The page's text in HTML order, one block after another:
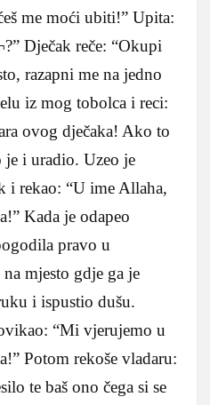
me moći ubiti!” Upita:
Dječak reče: “Okupi
razapni me na jedno
iz mog tobolca i reci:
ovog dječaka! Ako to
je i uradio. Uzeo je
i rekao: “U ime Allaha,
Kada je odapeo
pravo u
mjesto gdje ga je
i ispustio dušu.
“Mi vjerujemo u
Potom rekoše vladaru:
te baš ono čega si se